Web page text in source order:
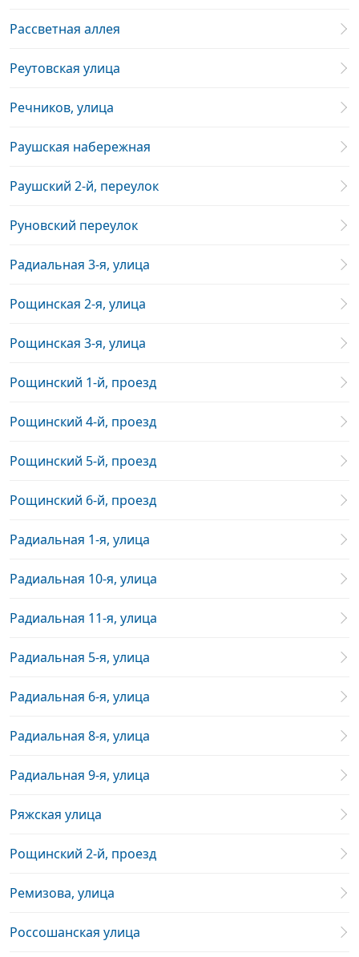
Рассветная аллея
Реутовская улица
Речников, улица
Раушская набережная
Раушский 2-й, переулок
Руновский переулок
Радиальная 3-я, улица
Рощинская 2-я, улица
Рощинская 3-я, улица
Рощинский 1-й, проезд
Рощинский 4-й, проезд
Рощинский 5-й, проезд
Рощинский 6-й, проезд
Радиальная 1-я, улица
Радиальная 10-я, улица
Радиальная 11-я, улица
Радиальная 5-я, улица
Радиальная 6-я, улица
Радиальная 8-я, улица
Радиальная 9-я, улица
Ряжская улица
Рощинский 2-й, проезд
Ремизова, улица
Россошанская улица